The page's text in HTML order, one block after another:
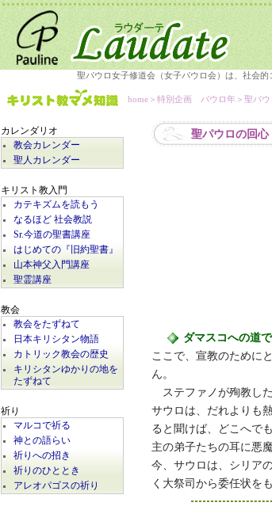
聖パウロ女子修道会（女子パウロ会）は、社会
カレンダリオ
教会カレンダー
聖人カレンダー
キリスト教入門
カテキズムを読もう
なるほど 社会教説
Sr.今道の聖書講座
はじめての『旧約聖書』
山本神父入門講座
聖霊講座
教会
教会をたずねて
日本キリシタン物語
カトリック教会の歴史
キリシタンゆかりの地を
たずねて
祈り
マルコで祈る
神との語らい
祈りへの招き
祈りのひととき
アレオパゴスの祈り
home ＞ 特別企画 パウロ年 ＞聖パ
聖パウロの回心
ダマスコへの道で
ここで、宣教のために
ん。
ステファノが殉教し
サウロは、だれよりも
ると聞けば、どこへで
主の弟子たちの耳に悪
今、サウロは、シリア
く大祭司から委任状を